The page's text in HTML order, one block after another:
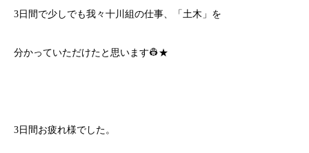
3日間で少しでも我々十川組の仕事、「土木」を
分かっていただけたと思います👷★
3日間お疲れ様でした。